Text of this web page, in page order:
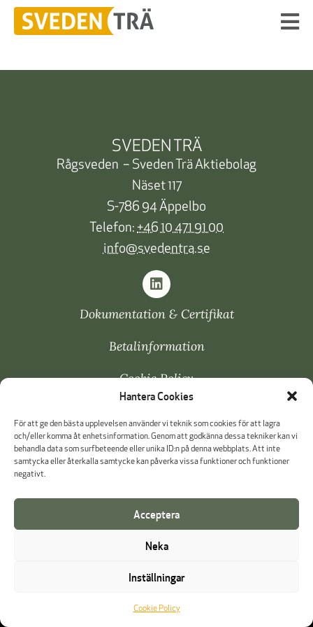
Hantera Cookies
För att ge den bästa upplevelsen använder vi teknik som cookies för att lagra
och/eller komma åt enhetsinformation. Genom att godkänna dessa tekniker kan vi
behandla data som surfbeteende eller unika ID:n på denna webbplats. Att inte
samtycka eller återkalla samtycke kan påverka vissa funktioner och funktioner
negativt.
Acceptera
Neka
Inställningar
Cookie Policy
SVEDEN TRÄ
Rågsveden – Sveden Trä Aktiebolag
Näset 117
S-786 94 Äppelbo
Telefon: +46 10 471 91 00
info@svedentra.se
Dokumentation & Certifikat
Betalinformation
Cookie Policy